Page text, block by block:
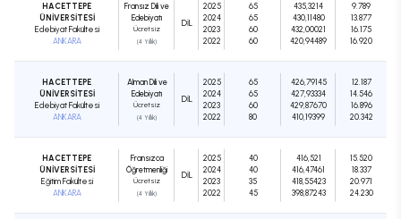
HACETTEPE
ÜNİVERSİTESİ
Edebiyat Fakültesi
ANKARA
Fransız Dili ve
Edebiyatı
Ücretsiz
(4 Yıllık)
DIL
2025
2024
2023
2022
65
65
60
60
435,3214
430,11480
432,00021
420,94489
9.789
13.877
16.175
16.920
HACETTEPE
ÜNİVERSİTESİ
Edebiyat Fakültesi
ANKARA
Alman Dili ve
Edebiyatı
Ücretsiz
(4 Yıllık)
DIL
2025
2024
2023
2022
65
65
60
80
426,79145
427,93334
429,87670
410,19399
12.187
14.546
16.896
20.342
HACETTEPE
ÜNİVERSİTESİ
Eğitim Fakültesi
ANKARA
Fransızca
Öğretmenliği
Ücretsiz
(4 Yıllık)
DIL
2025
2024
2023
2022
40
40
35
45
416,521
416,47461
418,55423
398,87243
15.520
18.337
20.971
24.230